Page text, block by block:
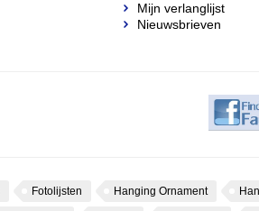
Mijn verlanglijst
Nieuwsbrieven
Fotolijsten Hanging Ornament